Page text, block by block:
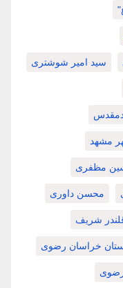
سید امیر شوشتری
مشهد
مظفری
محسن داوری
شریف
خراسان رضوی
رضوی